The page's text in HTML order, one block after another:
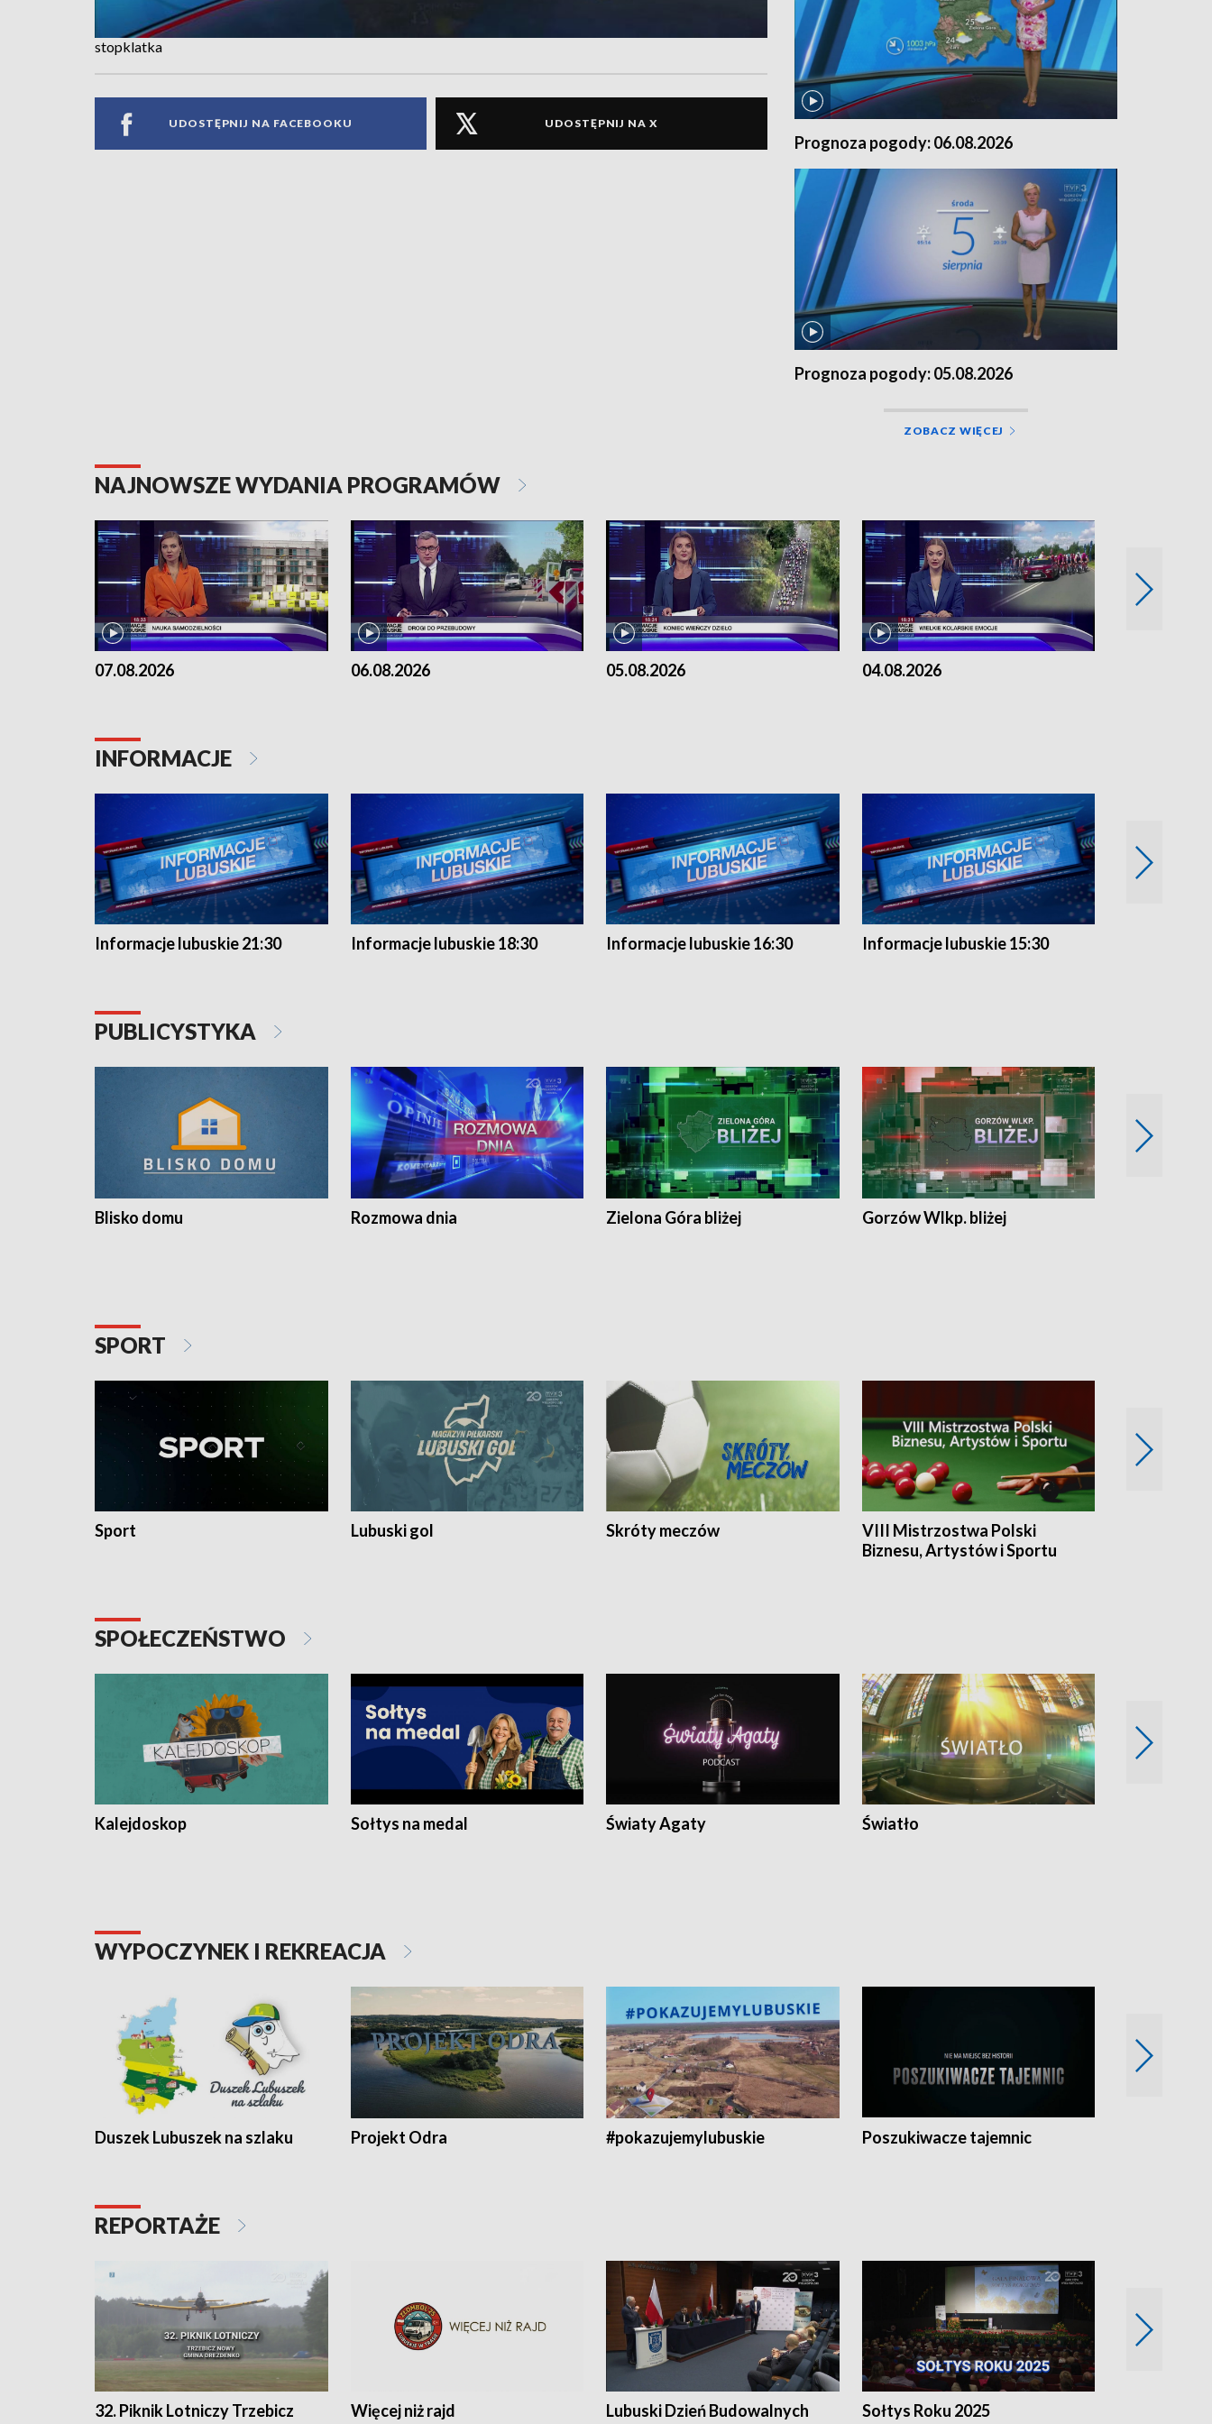
stopklatka
UDOSTĘPNIJ NA FACEBOOKU UDOSTĘPNIJ NA X
Prognoza pogody: 06.08.2026
Prognoza pogody: 05.08.2026
ZOBACZ WIĘCEJ
NAJNOWSZE WYDANIA PROGRAMÓW
07.08.2026 06.08.2026 05.08.2026 04.08.2026
INFORMACJE
Informacje lubuskie 21:30 Informacje lubuskie 18:30 Informacje lubuskie 16:30 Informacje lubuskie 15:30
PUBLICYSTYKA
Blisko domu Rozmowa dnia Zielona Góra bliżej Gorzów Wlkp. bliżej
SPORT
Sport Lubuski gol Skróty meczów
VIII Mistrzostwa Polski
Biznesu, Artystów i Sportu
SPOŁECZEŃSTWO
Kalejdoskop Sołtys na medal Światy Agaty Światło
WYPOCZYNEK I REKREACJA
Duszek Lubuszek na szlaku Projekt Odra #pokazujemylubuskie Poszukiwacze tajemnic
REPORTAŻE
32. Piknik Lotniczy Trzebicz
Więcej niż rajd Lubuski Dzień Budowalnych Sołtys Roku 2025